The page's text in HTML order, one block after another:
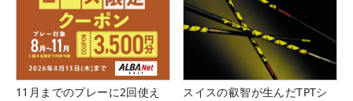
11月までのプレーに2回使え
スイスの叡智が生んだTPTシ